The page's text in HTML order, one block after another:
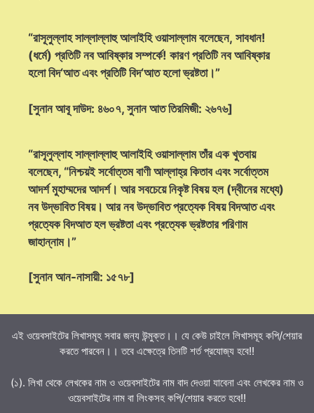
“রাসূলুল্লাহ সাল্লাল্লাহু আলাইহি ওয়াসাল্লাম বলেছেন, সাবধান!
(ধর্মে) প্রতিটি নব আবিষ্কার সম্পর্কে! কারণ প্রতিটি নব আবিষ্কার
হলো বিদ‘আত এবং প্রতিটি বিদ‘আত হলো ভ্রষ্টতা।”
[সুনান আবূ দাউদ: ৪৬০৭, সুনান আত তিরমিজী: ২৬৭৬]
“রাসূলুল্লাহ সাল্লাল্লাহু আলাইহি ওয়াসাল্লাম তাঁর এক খুতবায়
বলেছেন, “নিশ্চয়ই সর্বোত্তম বাণী আল্লাহ্‌র কিতাব এবং সর্বোত্তম
আদর্শ মুহাম্মদের আদর্শ। আর সবচেয়ে নিকৃষ্ট বিষয় হল (দ্বীনের মধ্যে)
নব উদ্ভাবিত বিষয়। আর নব উদ্ভাবিত প্রত্যেক বিষয় বিদআত এবং
প্রত্যেক বিদআত হল ভ্রষ্টতা এবং প্রত্যেক ভ্রষ্টতার পরিণাম
জাহান্নাম।”
[সুনান আন-নাসায়ী: ১৫৭৮]
এই ওয়েবসাইটের লিখাসমূহ সবার জন্য উন্মুক্ত।। যে কেউ চাইলে লিখাসমূহ কপি/শেয়ার
করতে পারবেন।। তবে এক্ষেত্রে তিনটি শর্ত প্রযোজ্য হবে!!
(১). লিখা থেকে লেখকের নাম ও ওয়েবসাইটের নাম বাদ দেওয়া যাবেনা এবং লেখকের নাম ও
ওয়েবসাইটের নাম বা লিংকসহ কপি/শেয়ার করতে হবে!!